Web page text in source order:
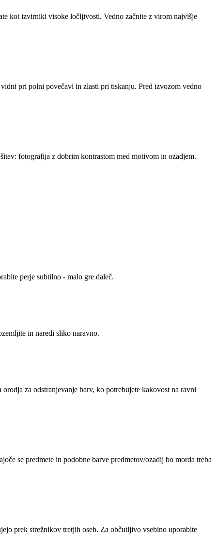
kot izvirniki visoke ločljivosti. Vedno začnite z virom najvišje
pri polni povečavi in ​​zlasti pri tiskanju. Pred izvozom vedno
fotografija z dobrim kontrastom med motivom in ozadjem.
perje subtilno - malo gre daleč.
in naredi sliko naravno.
za odstranjevanje barv, ko potrebujete kakovost na ravni
se predmete in podobne barve predmetov/ozadij bo morda treba
prek strežnikov tretjih oseb. Za občutljivo vsebino uporabite